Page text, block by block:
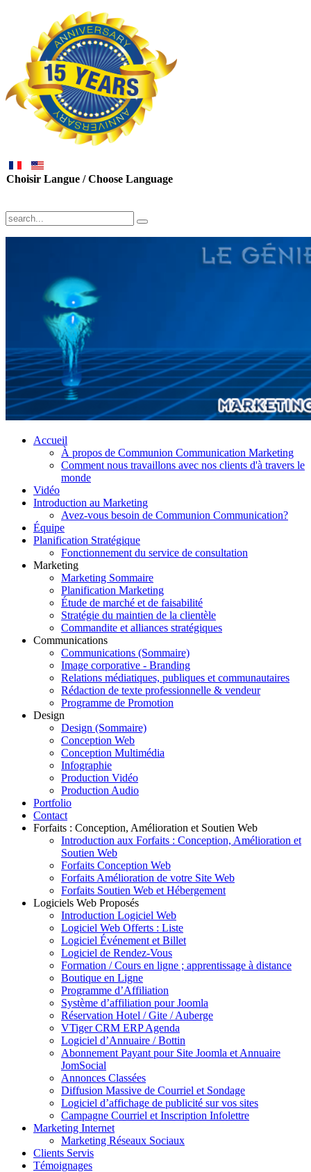
Choisir Langue / Choose Language
Accueil
À propos de Communion Communication Marketing
Comment nous travaillons avec nos clients d'à travers le
monde
Vidéo
Introduction au Marketing
Avez-vous besoin de Communion Communication?
Équipe
Planification Stratégique
Fonctionnement du service de consultation
Marketing
Marketing Sommaire
Planification Marketing
Étude de marché et de faisabilité
Stratégie du maintien de la clientèle
Commandite et alliances stratégiques
Communications
Communications (Sommaire)
Image corporative - Branding
Relations médiatiques, publiques et communautaires
Rédaction de texte professionnelle & vendeur
Programme de Promotion
Design
Design (Sommaire)
Conception Web
Conception Multimédia
Infographie
Production Vidéo
Production Audio
Portfolio
Contact
Forfaits : Conception, Amélioration et Soutien Web
Introduction aux Forfaits : Conception, Amélioration et
Soutien Web
Forfaits Conception Web
Forfaits Amélioration de votre Site Web
Forfaits Soutien Web et Hébergement
Logiciels Web Proposés
Introduction Logiciel Web
Logiciel Web Offerts : Liste
Logiciel Événement et Billet
Logiciel de Rendez-Vous
Formation / Cours en ligne ; apprentissage à distance
Boutique en Ligne
Programme d’Affiliation
Système d’affiliation pour Joomla
Réservation Hotel / Gite / Auberge
VTiger CRM ERP Agenda
Logiciel d’Annuaire / Bottin
Abonnement Payant pour Site Joomla et Annuaire
JomSocial
Annonces Classées
Diffusion Massive de Courriel et Sondage
Logiciel d’affichage de publicité sur vos sites
Campagne Courriel et Inscription Infolettre
Marketing Internet
Marketing Réseaux Sociaux
Clients Servis
Témoignages